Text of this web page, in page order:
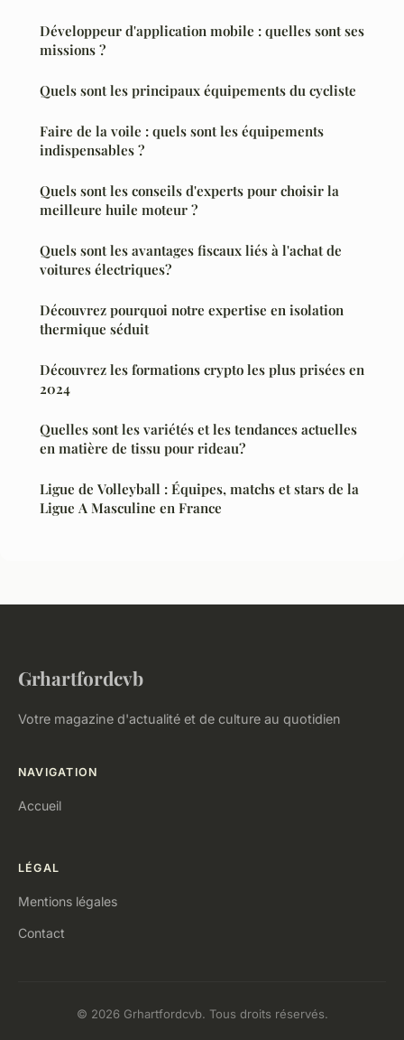
Développeur d'application mobile : quelles sont ses
missions ?
Quels sont les principaux équipements du cycliste
Faire de la voile : quels sont les équipements
indispensables ?
Quels sont les conseils d'experts pour choisir la
meilleure huile moteur ?
Quels sont les avantages fiscaux liés à l'achat de
voitures électriques?
Découvrez pourquoi notre expertise en isolation
thermique séduit
Découvrez les formations crypto les plus prisées en
2024
Quelles sont les variétés et les tendances actuelles
en matière de tissu pour rideau?
Ligue de Volleyball : Équipes, matchs et stars de la
Ligue A Masculine en France
Grhartfordcvb
Votre magazine d'actualité et de culture au quotidien
NAVIGATION
Accueil
LÉGAL
Mentions légales
Contact
© 2026 Grhartfordcvb. Tous droits réservés.